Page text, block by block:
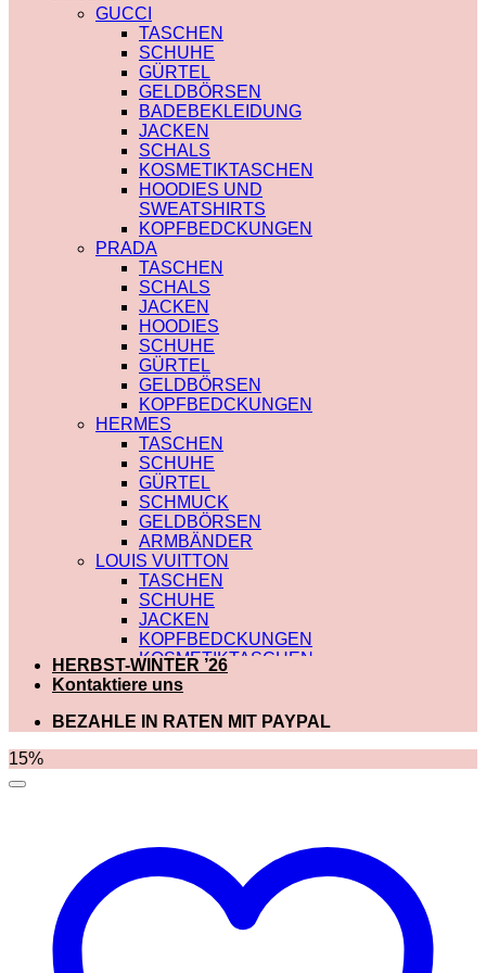
SAINT LAURENT
VERSACE
SCHALS
CHLOE
FENDI
GUCCI
LOUIS VUITTON
PRADA
SAINT LAURENT
SCHULTERRIEMEN
DIOR
LOUIS VUITTON
STRUMPFHOSEN
GUCCI
KOSMETIKTASCHEN
GUCCI
LOUIS VUITTON
SAINT LAURENT
TRENCHCOAT
BURBERRY
PRADA
SOCKEN
GUCCI
SHORTS
BURBERRY
POLO
BURBERRY
CHLOE
GUCCI
MONCLER
HOODIES UND
SWEATSHIRTS
AMI PARIS
BURBERRY
FENDI
GUCCI
LOUIS VUITTON
MIU MIU
PRADA
SAINT LAURENT
GUCCI
TASCHEN
SCHUHE
GÜRTEL
GELDBÖRSEN
BADEBEKLEIDUNG
JACKEN
SCHALS
KOSMETIKTASCHEN
HOODIES UND
SWEATSHIRTS
KOPFBEDCKUNGEN
PRADA
TASCHEN
SCHALS
JACKEN
HOODIES
SCHUHE
GÜRTEL
GELDBÖRSEN
KOPFBEDCKUNGEN
HERMES
TASCHEN
SCHUHE
GÜRTEL
SCHMUCK
GELDBÖRSEN
ARMBÄNDER
LOUIS VUITTON
TASCHEN
SCHUHE
JACKEN
KOPFBEDCKUNGEN
KOSMETIKTASCHEN
SCHALS
SCHULTERRIEMEN
GÜRTEL
GELDBÖRSEN
KOSMETIKTASCHEN
KOPFBEDCKUNGEN
JACKEN
HOODIES UND
SWEATSHIRTS
HERBST-WINTER ’26
Kontaktiere uns
BEZAHLE IN RATEN MIT PAYPAL
15%